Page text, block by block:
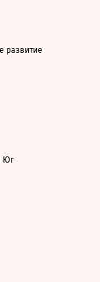
развитие
Юг